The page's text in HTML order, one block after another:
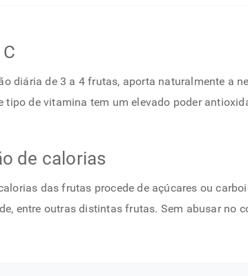
diária de 3 a 4 frutas, aporta naturalmente a
tipo de vitamina tem um elevado poder
de calorias
das frutas procede de açúcares ou
entre outras distintas frutas. Sem abusar no